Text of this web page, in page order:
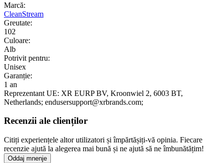
Marcă:
CleanStream
Greutate:
102
Culoare:
Alb
Potrivit pentru:
Unisex
Garanție:
1 an
Reprezentant UE: XR EURP BV, Kroonwiel 2, 6003 BT,
Netherlands; endusersupport@xrbrands.com;
Recenzii ale clienților
Citiți experiențele altor utilizatori și împărtășiți-vă opinia. Fiecare
recenzie ajută la alegerea mai bună și ne ajută să ne îmbunătățim!
Oddaj mnenje